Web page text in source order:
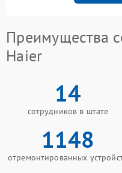
Преимущества
Haier
14
сотрудников в штате
1148
отремонтированных